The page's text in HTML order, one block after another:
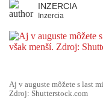
INZERCIA
Inzercia
Aj v auguste môžete s last
Zdroj: Shutterstock.com